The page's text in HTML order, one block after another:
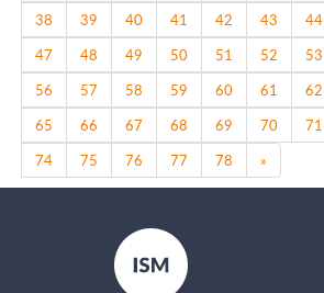
38
39 40 41 42 43 44
47
48 49 50 51 52 53
56
57 58 59 60 61 62
65
66 67 68 69 70 71
74
75 76 77 78 »